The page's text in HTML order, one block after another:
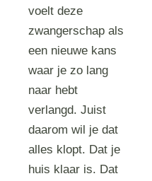
voelt deze
zwangerschap als
een nieuwe kans
waar je zo lang
naar hebt
verlangd. Juist
daarom wil je dat
alles klopt. Dat je
huis klaar is. Dat